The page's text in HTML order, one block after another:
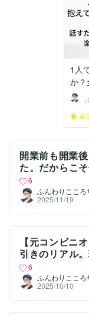
1人
か？
開業前も開業
た。だからこ
ります
6
ふんわりここ
2025/11/19
【元コンビニ
引きのリアル
当に迷惑」な話
6
ふんわりここ
2025/10/10